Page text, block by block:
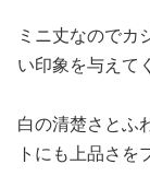
ミニ丈なのでカ
い印象を与えて
白の清楚さとふ
トにも上品さを